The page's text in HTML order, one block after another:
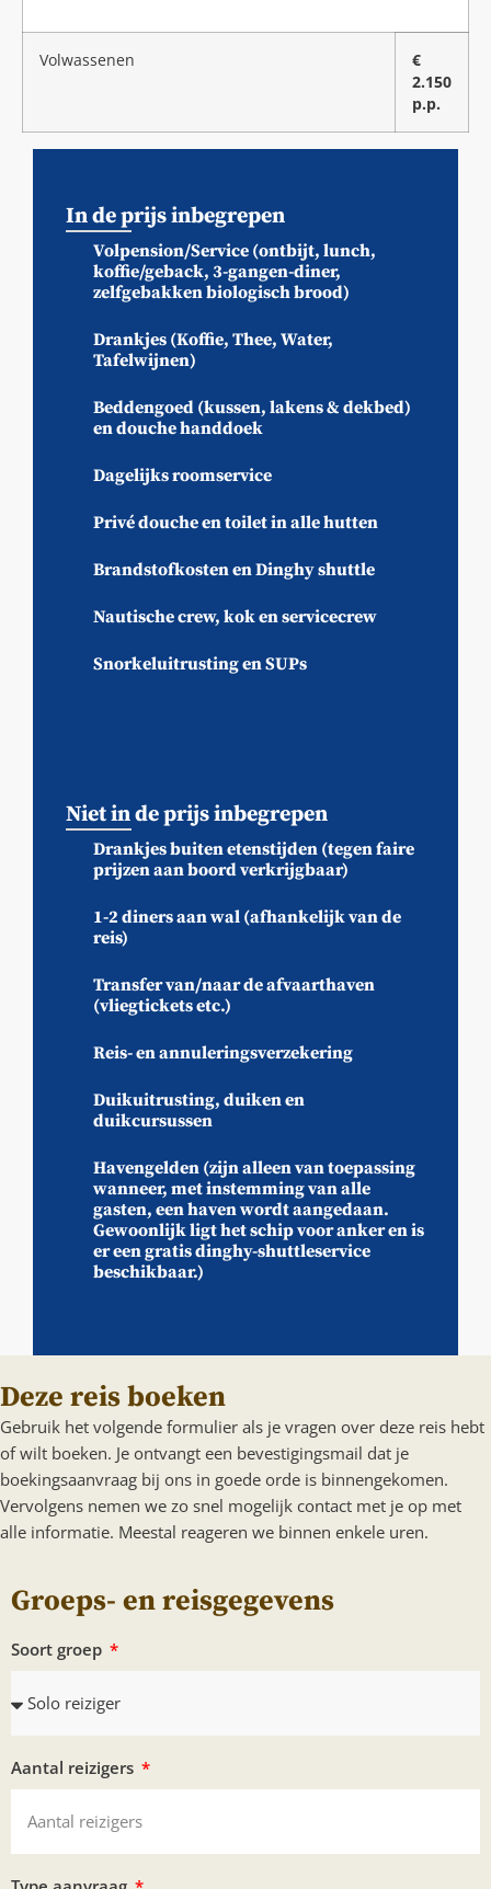
Volwassenen
€
2.150
p.p.
In de prijs inbegrepen
Volpension/Service (ontbijt, lunch,
koffie/geback, 3-gangen-diner,
zelfgebakken biologisch brood)
Drankjes (Koffie, Thee, Water,
Tafelwijnen)
Beddengoed (kussen, lakens & dekbed)
en douche handdoek
Dagelijks roomservice
Privé douche en toilet in alle hutten
Brandstofkosten en Dinghy shuttle
Nautische crew, kok en servicecrew
Snorkeluitrusting en SUPs
Niet in de prijs inbegrepen
Drankjes buiten etenstijden (tegen faire
prijzen aan boord verkrijgbaar)
1-2 diners aan wal (afhankelijk van de
reis)
Transfer van/naar de afvaarthaven
(vliegtickets etc.)
Reis- en annuleringsverzekering
Duikuitrusting, duiken en
duikcursussen
Havengelden (zijn alleen van toepassing
wanneer, met instemming van alle
gasten, een haven wordt aangedaan.
Gewoonlijk ligt het schip voor anker en is
er een gratis dinghy-shuttleservice
beschikbaar.)
Deze reis boeken
Gebruik het volgende formulier als je vragen over deze reis hebt
of wilt boeken. Je ontvangt een bevestigingsmail dat je
boekingsaanvraag bij ons in goede orde is binnengekomen.
Vervolgens nemen we zo snel mogelijk contact met je op met
alle informatie. Meestal reageren we binnen enkele uren.
Groeps- en reisgegevens
Soort groep
Aantal reizigers